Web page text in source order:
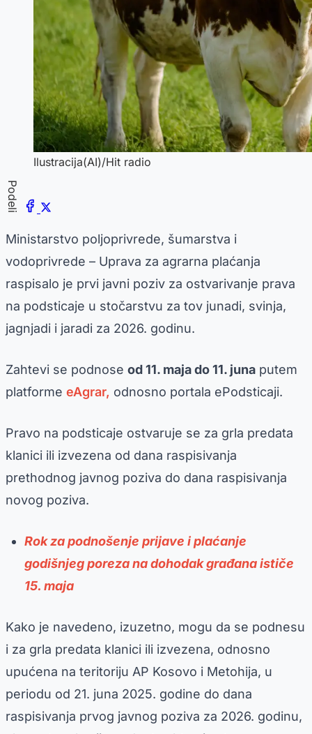
Ilustracija(AI)/Hit radio
Podeli
Ministarstvo poljoprivrede, šumarstva i
vodoprivrede – Uprava za agrarna plaćanja
raspisalo je prvi javni poziv za ostvarivanje prava
na podsticaje u stočarstvu za tov junadi, svinja,
jagnjadi i jaradi za 2026. godinu.
Zahtevi se podnose od 11. maja do 11. juna putem
platforme eAgrar, odnosno portala ePodsticaji.
Pravo na podsticaje ostvaruje se za grla predata
klanici ili izvezena od dana raspisivanja
prethodnog javnog poziva do dana raspisivanja
novog poziva.
Rok za podnošenje prijave i plaćanje
godišnjeg poreza na dohodak građana ističe
15. maja
Kako je navedeno, izuzetno, mogu da se podnesu
i za grla predata klanici ili izvezena, odnosno
upućena na teritoriju AP Kosovo i Metohija, u
periodu od 21. juna 2025. godine do dana
raspisivanja prvog javnog poziva za 2026. godinu,